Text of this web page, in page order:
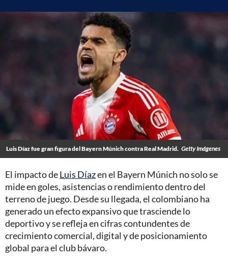
Luis Díaz fue gran figura del Bayern Múnich contra Real Madrid. Getty Imágenes
El impacto deLuis Díazen el Bayern Múnich no solo se
mide en goles, asistencias o rendimiento dentro del
terreno de juego. Desde su llegada, el colombiano ha
generado un efecto expansivo que trasciende lo
deportivo y se refleja en cifras contundentes de
crecimiento comercial, digital y de posicionamiento
global para el club bávaro.